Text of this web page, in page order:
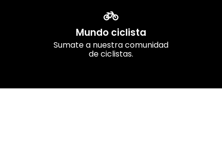
Mundo ciclista
Sumate a nuestra comunidad
de ciclistas.